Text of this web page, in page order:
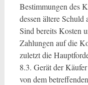
Bestimmungen des
dessen ältere Schuld
Sind bereits Kosten
Zahlungen auf die
zuletzt die
8.3. Gerät der
von dem